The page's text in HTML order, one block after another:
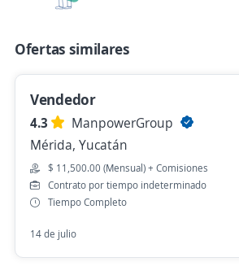
Grupo Bari
Empleo destacado
EJecutivo comercial
Grupo Bari
Ofertas similares
Vendedor
4.3
ManpowerGroup
Mérida, Yucatán
$ 11,500.00 (Mensual) + Comisiones
Contrato por tiempo indeterminado
Tiempo Completo
14 de julio